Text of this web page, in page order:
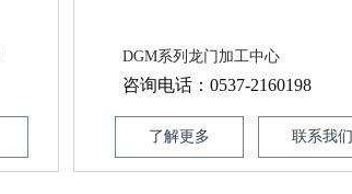
DGM系列龙门加工中心
咨询电话：0537-2160198
了解更多 联系我们